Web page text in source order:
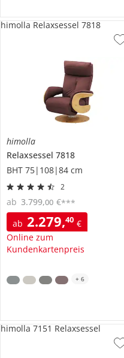
himolla
Relaxsessel 7818
BHT 75|108|84 cm
2
ab 2.279,40 €
Online zum
Kundenkartenpreis
ab 3.799,00 €***
himolla Relaxsessel 7818
+ 6
himolla 7151 Relaxsessel